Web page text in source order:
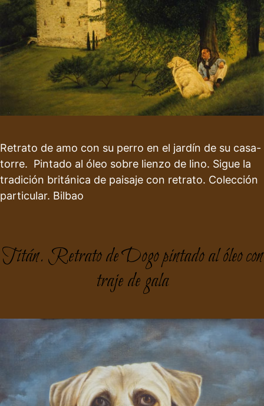
Retrato de amo con su perro en el jardín de su casa-
torre. Pintado al óleo sobre lienzo de lino. Sigue la
tradición británica de paisaje con retrato. Colección
particular. Bilbao
Titán. Retrato de Dogo pintado al óleo con
traje de gala